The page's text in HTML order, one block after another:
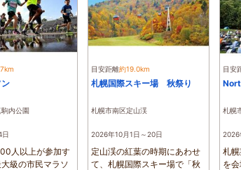
内公園
日
人以上が参加す
級の市民マラソ
目安距離約19.0km
札幌国際スキー場 秋祭り
札幌市南区定山渓
2026年10月1日～20日
定山渓の紅葉の時期にあわせ
て、札幌国際スキー場で「秋
目安
札幌
2026
札
を